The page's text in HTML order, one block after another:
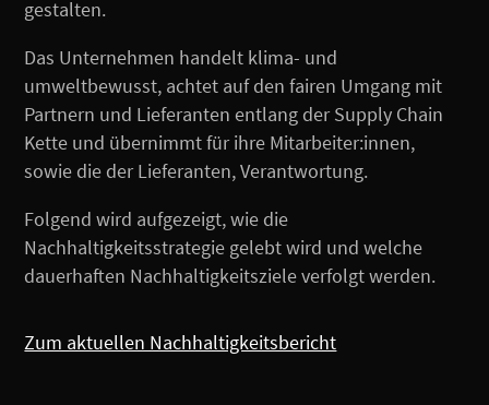
gestalten.
Das Unternehmen handelt klima- und
umweltbewusst, achtet auf den fairen Umgang mit
Partnern und Lieferanten entlang der Supply Chain
Kette und übernimmt für ihre Mitarbeiter:innen,
sowie die der Lieferanten, Verantwortung.
Folgend wird aufgezeigt, wie die
Nachhaltigkeitsstrategie gelebt wird und welche
dauerhaften Nachhaltigkeitsziele verfolgt werden.
Zum aktuellen Nachhaltigkeitsbericht